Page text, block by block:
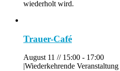
wiederholt wird.
Trauer-Café
August 11 // 15:00 - 17:00
|Wiederkehrende Veranstaltung